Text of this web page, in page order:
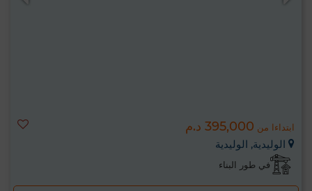
ابتداءا من 395,000 د.م
الوليدية, الوليدية
في طور البناء